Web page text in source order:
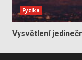
Fyzika
Vysvětlení